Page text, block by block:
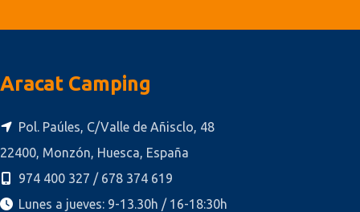
Aracat Camping
Pol. Paúles, C/Valle de Añisclo, 48
22400, Monzón, Huesca, España
974 400 327 / 678 374 619
Lunes a jueves: 9-13.30h / 16-18:30h